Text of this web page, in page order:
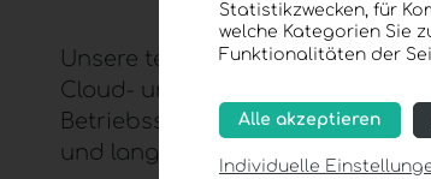
Unsere technische Expertise
Cloud- und Infrastruktur-
Betriebssicherheit im
und langfristig stabil sind.
Statistikzwecken, für
welche Kategorien Sie
Funktionalitäten der
Alle akzeptieren
Individuelle